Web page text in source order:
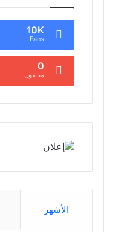
10K
Fans
0
متابعون
الأشهر